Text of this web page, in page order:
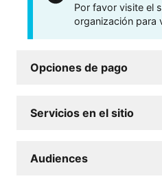
Por favor visite el
organización para
Opciones de pago
Servicios en el sitio
Audiences